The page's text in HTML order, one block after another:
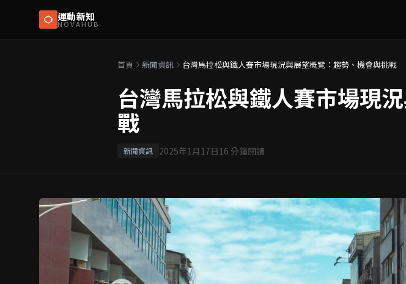
運動新知
NOVAHUB
首頁 新聞資訊 台灣馬拉松與鐵人賽市場現況與展望概覽：趨勢、機會與挑戰
台灣馬拉松與鐵人賽市場現
戰
新聞資訊 2025年1月17日16 分鐘閱讀